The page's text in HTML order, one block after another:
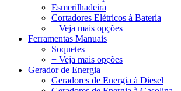
Esmerilhadeira
Cortadores Elétricos à Bateria
+ Veja mais opções
Ferramentas Manuais
Soquetes
+ Veja mais opções
Gerador de Energia
Geradores de Energia à Diesel